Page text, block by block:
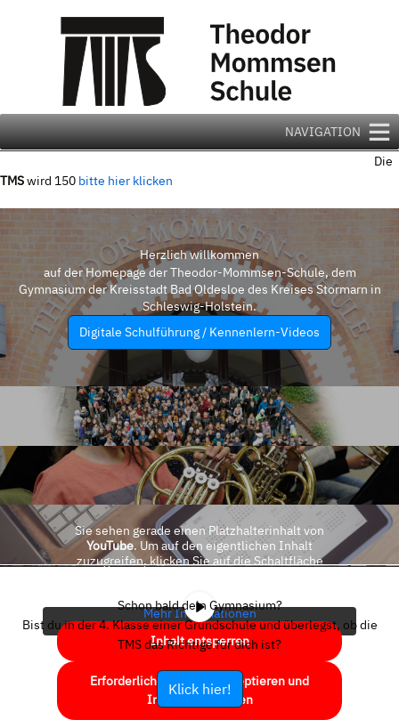
NAVIGATION
Die
TMSwird 150 bitte hier klicken
Herzlich willkommen
auf der Homepage der Theodor-Mommsen-Schule, dem
Gymnasium der Kreisstadt Bad Oldesloe des Kreises Stormarn in
Schleswig-Holstein.
Digitale Schulführung / Kennenlern-Videos
Sie sehen gerade einen Platzhalterinhalt von
YouTube. Um auf den eigentlichen Inhalt
zuzugreifen, klicken Sie auf die Schaltfläche
Mehr Informationen
Inhalt entsperren
Erforderlichen Service akzeptieren und
Inhalte entsperren
Schon bald dein Gymnasium?
Bist du in der 4. Klasse einer Grundschule und überlegst, ob die
TMS das Richtige für dich ist?
Klick hier!